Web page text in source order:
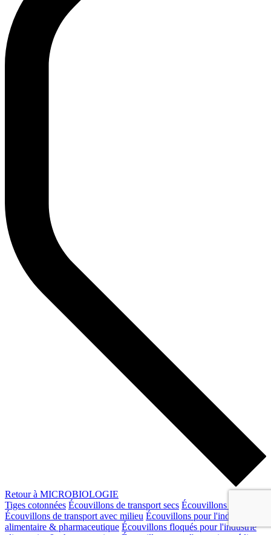
Retour à MICROBIOLOGIE
Tiges cotonnées Écouvillons de transport secs Écouvillons floqués
Écouvillons de transport avec milieu Écouvillons pour l'industrie
alimentaire & pharmaceutique Écouvillons floqués pour l'industrie